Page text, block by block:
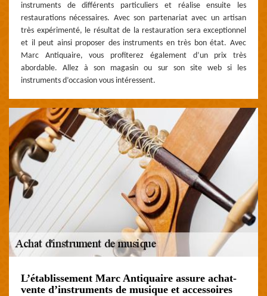
instruments de différents particuliers et réalise ensuite les
restaurations nécessaires. Avec son partenariat avec un artisan
très expérimenté, le résultat de la restauration sera exceptionnel
et il peut ainsi proposer des instruments en très bon état. Avec
Marc Antiquaire, vous profiterez également d’un prix très
abordable. Allez à son magasin ou sur son site web si les
instruments d’occasion vous intéressent.
L’établissement Marc Antiquaire assure achat-
vente d’instruments de musique et accessoires